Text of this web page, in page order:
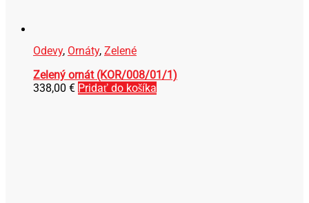
Odevy, Ornáty, Zelené
Zelený ornát (KOR/008/01/1)
338,00 € Pridať do košíka